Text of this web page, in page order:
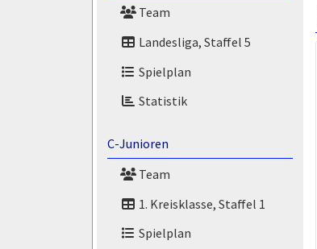
Team
Landesliga, Staffel 5
Spielplan
Statistik
C-Junioren
Team
1. Kreisklasse, Staffel 1
Spielplan